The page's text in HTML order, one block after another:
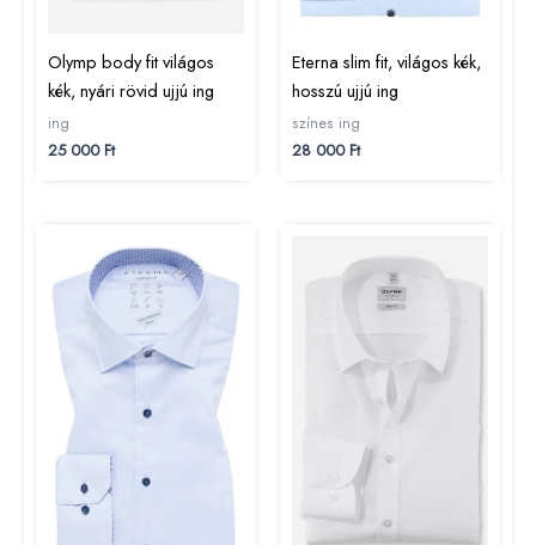
Olymp body fit világos
kék, nyári rövid ujjú ing
ing
25 000Ft
Eterna slim fit, világos kék,
hosszú ujjú ing
színes ing
28 000Ft